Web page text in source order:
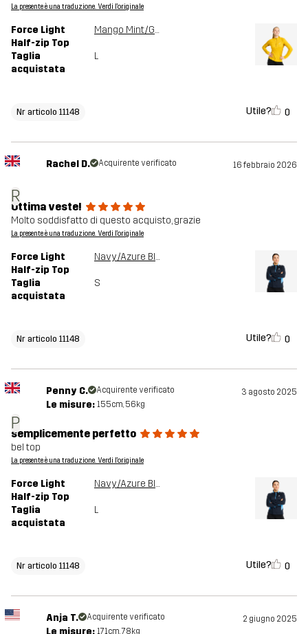
La presente è una traduzione. Verdi l'originale
Force Light
Half-zip Top
Mango Mint/Golden Palm
Taglia
acquistata
L
Nr articolo 11148 Utile? 0
R
Rachel D. Acquirente verificato 16 febbraio 2026
Ottima veste!
Molto soddisfatto di questo acquisto, grazie
La presente è una traduzione. Verdi l'originale
Force Light
Half-zip Top
Navy/Azure Blue
Taglia
acquistata
S
Nr articolo 11148 Utile? 0
P
Penny C. Acquirente verificato 3 agosto 2025
Le misure: 155cm, 56kg
semplicemente perfetto
bel top
La presente è una traduzione. Verdi l'originale
Force Light
Half-zip Top
Navy/Azure Blue
Taglia
acquistata
L
Nr articolo 11148 Utile? 0
Anja T. Acquirente verificato 2 giugno 2025
Le misure: 171cm, 78kg